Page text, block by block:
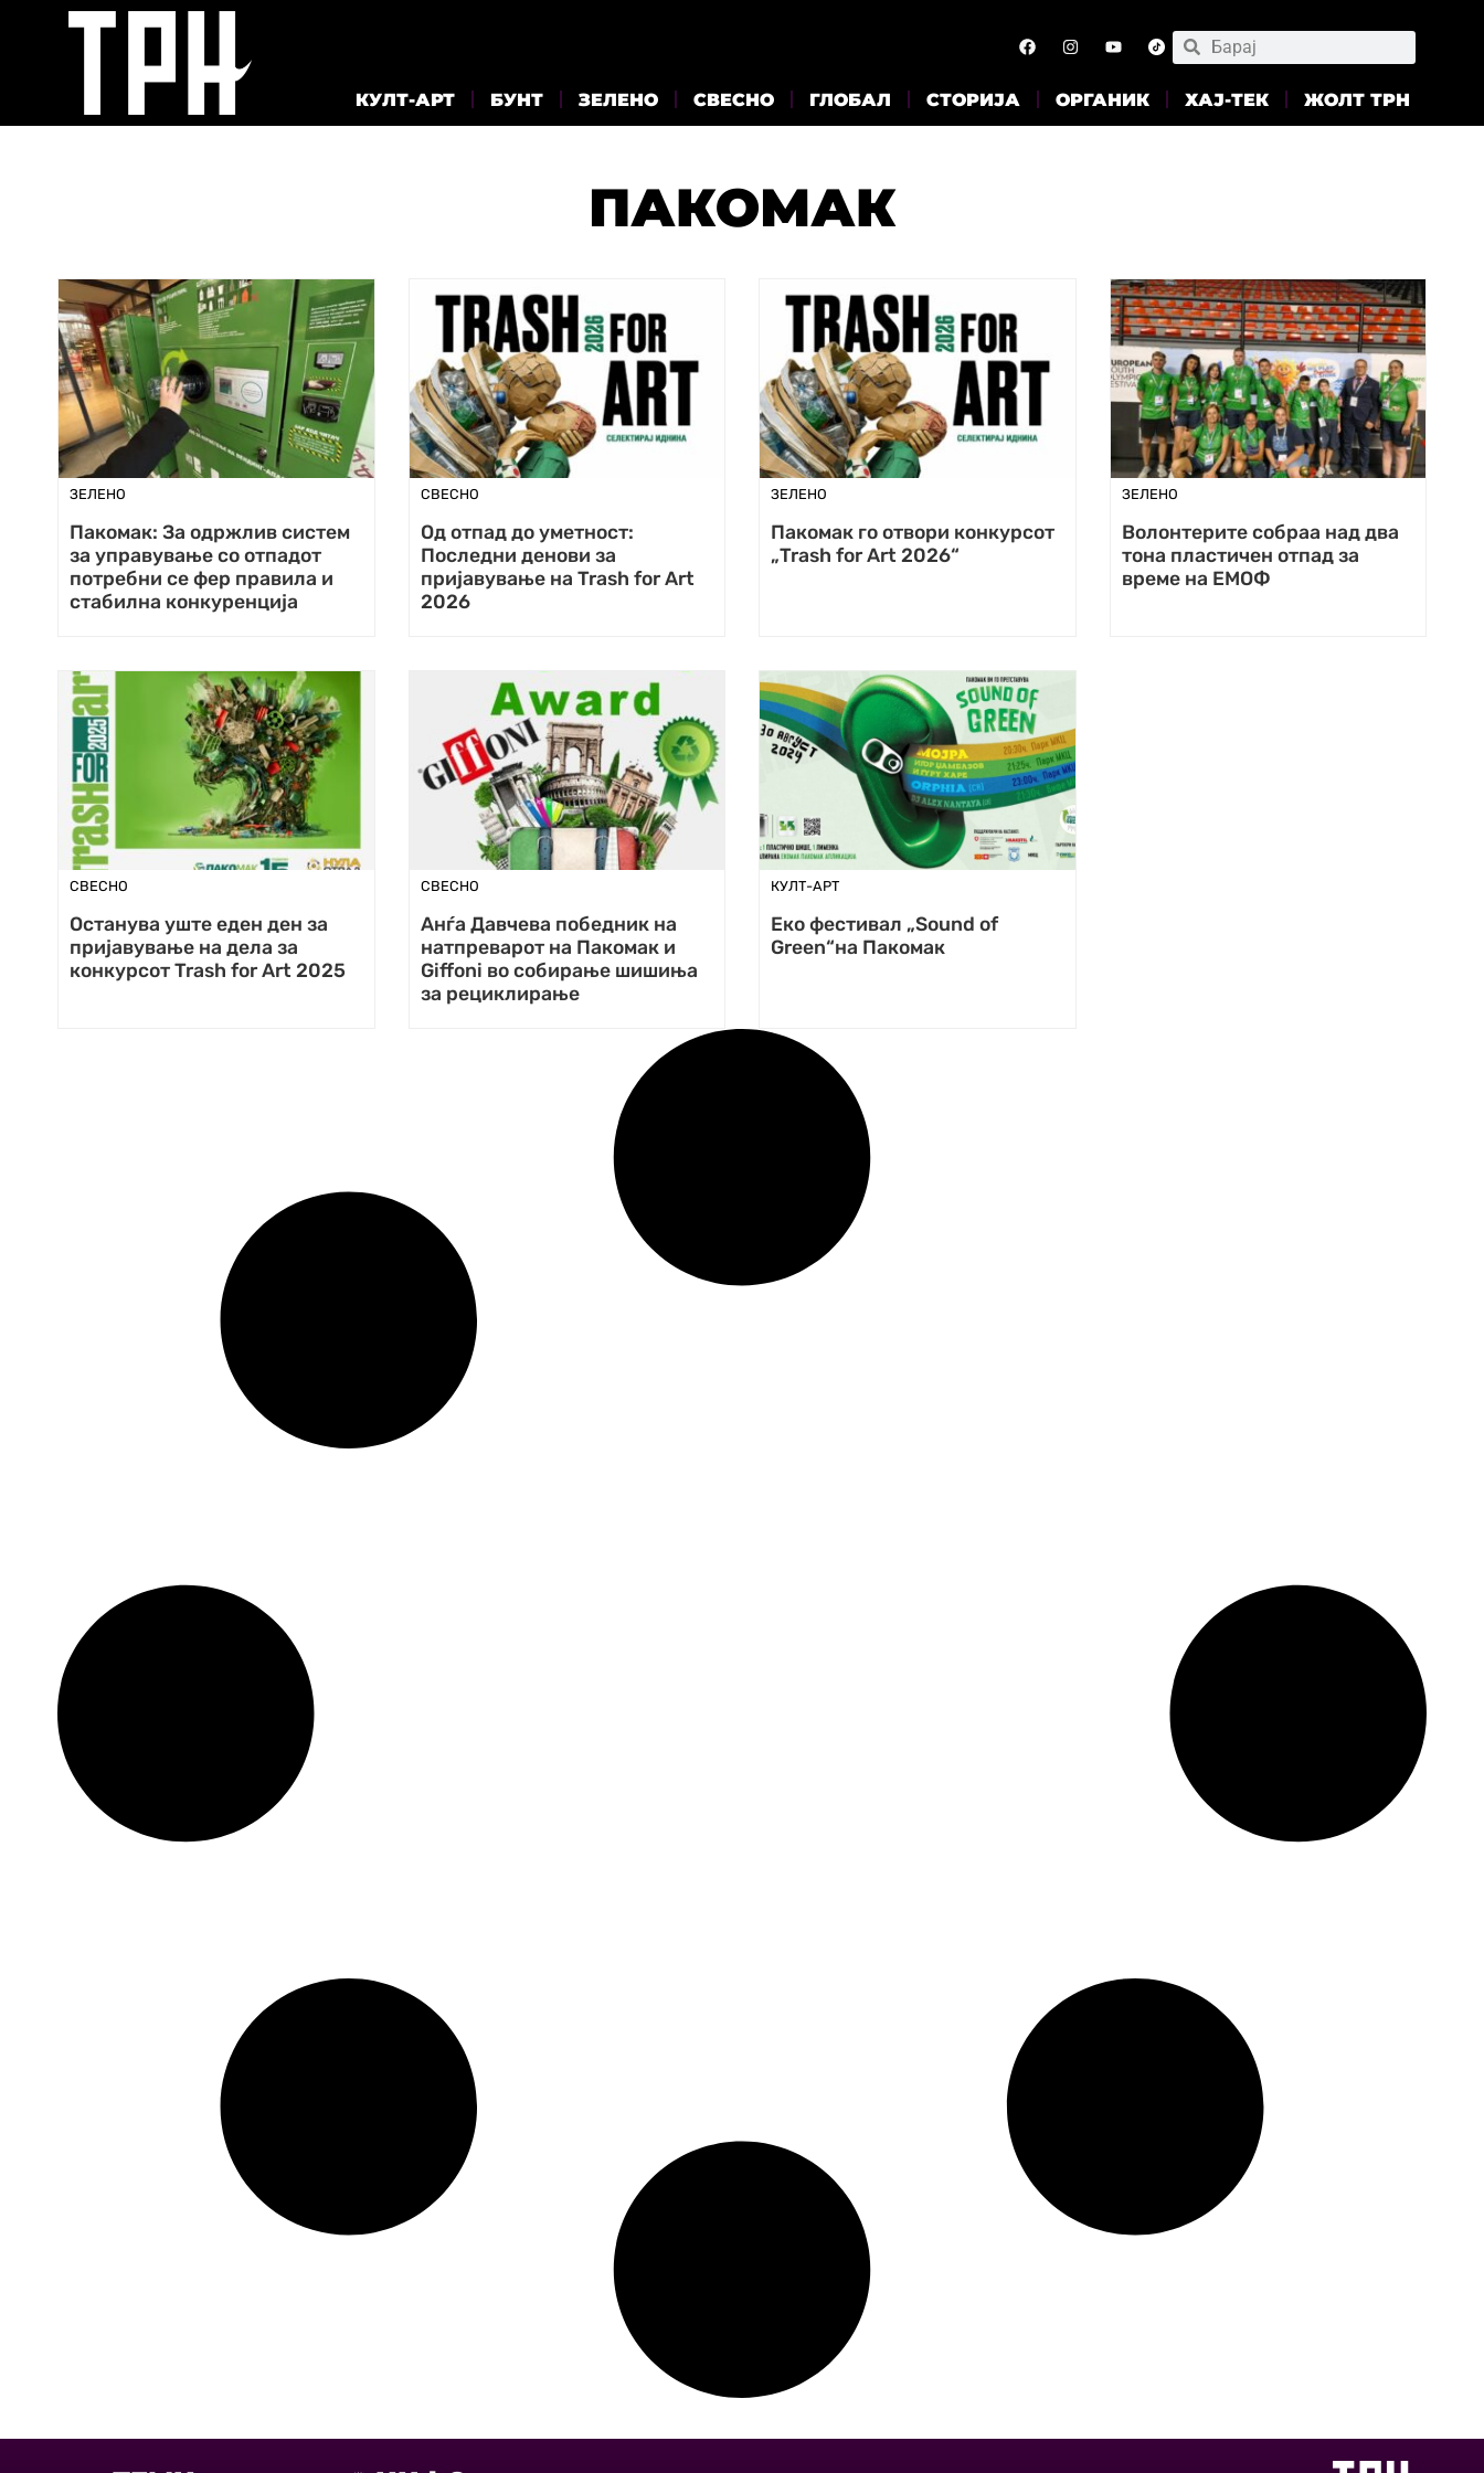
КУЛТ-АРТ БУНТ ЗЕЛЕНО СВЕСНО ГЛОБАЛ СТОРИЈА ОРГАНИК ХАЈ-ТЕК ЖОЛТ ТРН
ПАКОМАК
ЗЕЛЕНО
Пакомак: За одржлив систем
за управување со отпадот
потребни се фер правила и
стабилна конкуренција
СВЕСНО
Од отпад до уметност:
Последни денови за
пријавување на Trash for Art
2026
ЗЕЛЕНО
Пакомак го отвори конкурсот
„Trash for Art 2026“
ЗЕЛЕНО
Волонтерите собраа над два
тона пластичен отпад за
време на ЕМОФ
СВЕСНО
Останува уште еден ден за
пријавување на дела за
конкурсот Trash for Art 2025
СВЕСНО
Анѓа Давчева победник на
натпреварот на Пакомак и
Giffoni во собирање шишиња
за рециклирањe
КУЛТ-АРТ
Eко фестивал „Sound of
Green“на Пакомак